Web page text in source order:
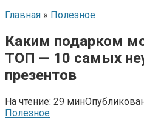
Главная » Полезное
Каким подарком
ТОП — 10 самых
презентов
На чтение: 29 мин
Полезное